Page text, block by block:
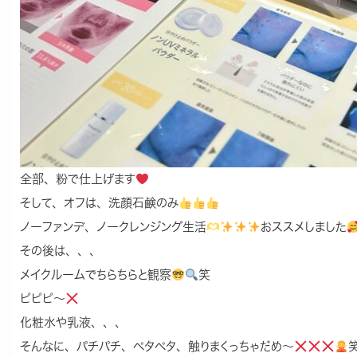
全部、粉で仕上げます
そして、オフは、洗顔石鹸のみ
ノーファンデ、ノークレンジング生活
おススメしました
その後は、、、
メイクルームでちらちらと観察
笑
ピピピ〜
化粧水や乳液、、、
そんなに、パチパチ、ペタペタ、触りまくっちゃだめ〜